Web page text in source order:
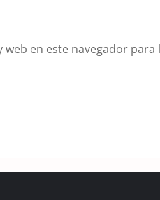
en este navegador para